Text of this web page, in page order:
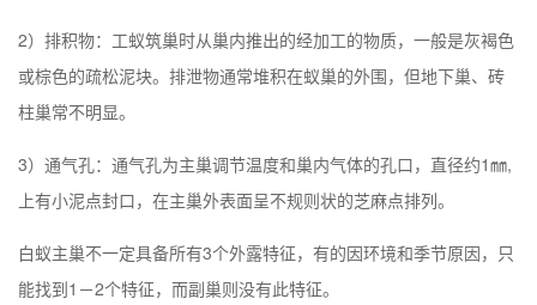
2）排积物：工蚁筑巢时从巢内推出的经加工的物质，一般是灰褐色
或棕色的疏松泥块。排泄物通常堆积在蚁巢的外围，但地下巢、砖
柱巢常不明显。
3）通气孔：通气孔为主巢调节温度和巢内气体的孔口，直径约1㎜,
上有小泥点封口，在主巢外表面呈不规则状的芝麻点排列。
白蚁主巢不一定具备所有3个外露特征，有的因环境和季节原因，只
能找到1－2个特征，而副巢则没有此特征。